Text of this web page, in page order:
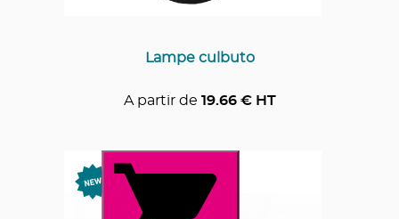
Lampe culbuto
A partir de 19.66€ HT